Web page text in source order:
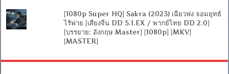
[1080p Super HQ] Sakra (2023) เฉียวฟง จอมยุทธ์
ไร้พ่าย [เสียงจีน DD 5.1.EX / พากย์ไทย DD 2.0]
[บรรยาย: อังกฤษ Master] [1080p] [MKV]
[MASTER]